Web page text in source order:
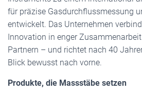
für präzise Gasdurchflussmessung
entwickelt. Das Unternehmen
Innovation in enger
Partnern – und richtet nach 40
Blick bewusst nach vorne.
Produkte, die Massstäbe setzen